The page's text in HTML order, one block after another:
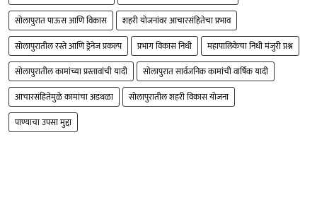
सोलापुरात पाऊस आणि विकास
शहरी योजनांवर आचारसंहितेचा प्रभाव
सोलापुरातील रस्ते आणि ड्रेनेज प्रकल्प
प्रभाग विकास निधी
महापालिकेचा निधी मंजुरी प्रश्न
सोलापुरातील कामांच्या प्रस्तावांची यादी
सोलापुरात सार्वजनिक कामांची वार्षिक यादी
आचारसंहितेमुळे कामांचा अडथळा
सोलापुरातील शहरी विकास योजना
पाण्याचा उपसा मुद्दा